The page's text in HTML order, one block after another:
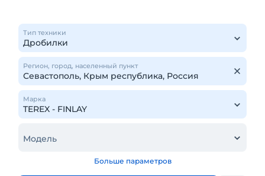
Тип техники
Регион, город, населенный пункт
Марка
Модель
Больше параметров